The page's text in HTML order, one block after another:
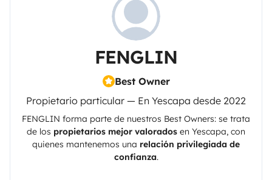
FENGLIN
Best Owner
Propietario particular — En Yescapa desde 2022
FENGLIN forma parte de nuestros Best Owners: se trata
de los propietarios mejor valorados en Yescapa, con
quienes mantenemos una relación privilegiada de
confianza.